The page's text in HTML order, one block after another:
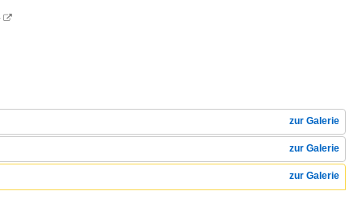

zur Galerie
zur Galerie
zur Galerie